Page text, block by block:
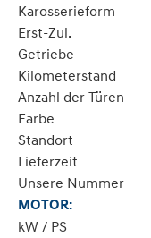
Karosserieform
Erst-Zul.
Getriebe
Kilometerstand
Anzahl der Türen
Farbe
Standort
Lieferzeit
Unsere Nummer
MOTOR:
kW / PS